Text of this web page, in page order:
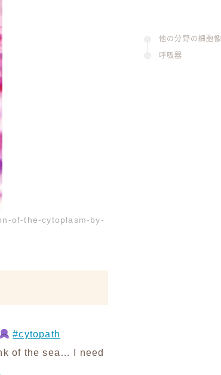
of-the-cytoplasm-by-
#cytopath
of the sea… I need
他の分野の細胞像
呼吸器